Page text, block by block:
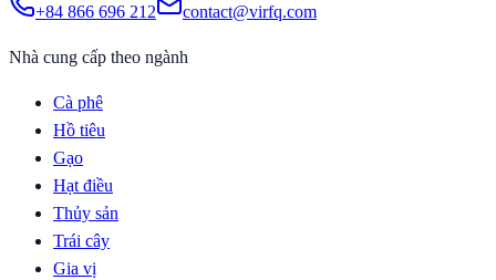
+84 866 696 212 contact@virfq.com
Nhà cung cấp theo ngành
Cà phê
Hồ tiêu
Gạo
Hạt điều
Thủy sản
Trái cây
Gia vị